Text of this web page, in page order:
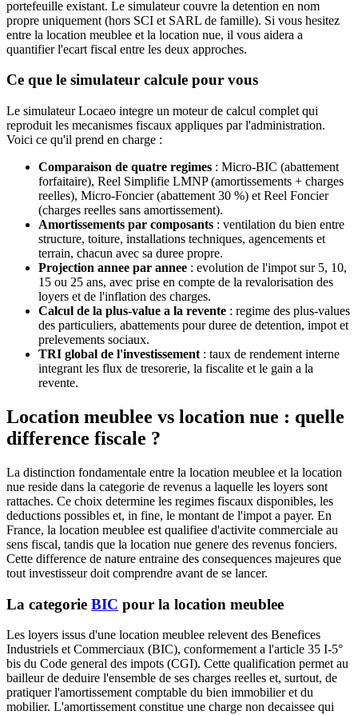
portefeuille existant. Le simulateur couvre la detention en nom
propre uniquement (hors SCI et SARL de famille). Si vous hesitez
entre la location meublee et la location nue, il vous aidera a
quantifier l'ecart fiscal entre les deux approches.
Ce que le simulateur calcule pour vous
Le simulateur Locaeo integre un moteur de calcul complet qui
reproduit les mecanismes fiscaux appliques par l'administration.
Voici ce qu'il prend en charge :
Comparaison de quatre regimes : Micro-BIC (abattement
forfaitaire), Reel Simplifie LMNP (amortissements + charges
reelles), Micro-Foncier (abattement 30 %) et Reel Foncier
(charges reelles sans amortissement).
Amortissements par composants : ventilation du bien entre
structure, toiture, installations techniques, agencements et
terrain, chacun avec sa duree propre.
Projection annee par annee : evolution de l'impot sur 5, 10,
15 ou 25 ans, avec prise en compte de la revalorisation des
loyers et de l'inflation des charges.
Calcul de la plus-value a la revente : regime des plus-values
des particuliers, abattements pour duree de detention, impot et
prelevements sociaux.
TRI global de l'investissement : taux de rendement interne
integrant les flux de tresorerie, la fiscalite et le gain a la
revente.
Location meublee vs location nue : quelle
difference fiscale ?
La distinction fondamentale entre la location meublee et la location
nue reside dans la categorie de revenus a laquelle les loyers sont
rattaches. Ce choix determine les regimes fiscaux disponibles, les
deductions possibles et, in fine, le montant de l'impot a payer. En
France, la location meublee est qualifiee d'activite commerciale au
sens fiscal, tandis que la location nue genere des revenus fonciers.
Cette difference de nature entraine des consequences majeures que
tout investisseur doit comprendre avant de se lancer.
La categorie BIC pour la location meublee
Les loyers issus d'une location meublee relevent des Benefices
Industriels et Commerciaux (BIC), conformement a l'article 35 I-5°
bis du Code general des impots (CGI). Cette qualification permet au
bailleur de deduire l'ensemble de ses charges reelles et, surtout, de
pratiquer l'amortissement comptable du bien immobilier et du
mobilier. L'amortissement constitue une charge non decaissee qui